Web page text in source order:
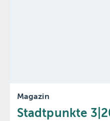
Magazin
Stadtpunkte